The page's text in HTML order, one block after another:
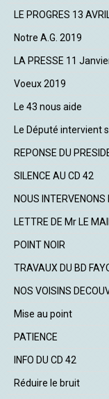
LE PROGRES 13
Notre A.G. 2019
LA PRESSE 11
Voeux 2019
Le 43 nous aide
Le Député intervient
REPONSE DU
SILENCE AU CD 42
NOUS
LETTRE DE Mr LE
POINT NOIR
TRAVAUX DU BD
NOS VOISINS
Mise au point
PATIENCE
INFO DU CD 42
Réduire le bruit